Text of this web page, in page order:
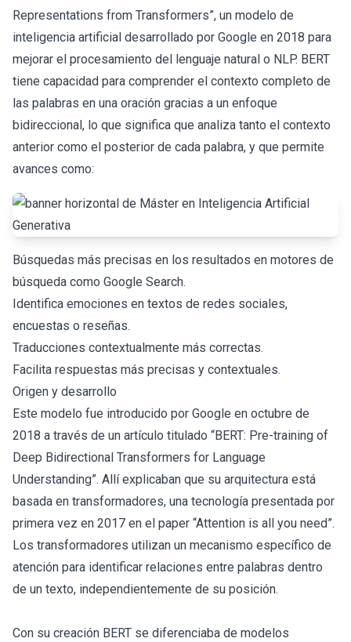
Representations from Transformers”, un modelo de
inteligencia artificial desarrollado por Google en 2018 para
mejorar el procesamiento del lenguaje natural o NLP. BERT
tiene capacidad para comprender el contexto completo de
las palabras en una oración gracias a un enfoque
bidireccional, lo que significa que analiza tanto el contexto
anterior como el posterior de cada palabra, y que permite
avances como:
Búsquedas más precisas en los resultados en motores de
búsqueda como Google Search.
Identifica emociones en textos de redes sociales,
encuestas o reseñas.
Traducciones contextualmente más correctas.
Facilita respuestas más precisas y contextuales.
Origen y desarrollo
Este modelo fue introducido por Google en octubre de
2018 a través de un artículo titulado “BERT: Pre-training of
Deep Bidirectional Transformers for Language
Understanding”. Allí explicaban que su arquitectura está
basada en transformadores, una tecnología presentada por
primera vez en 2017 en el paper “Attention is all you need”.
Los transformadores utilizan un mecanismo específico de
atención para identificar relaciones entre palabras dentro
de un texto, independientemente de su posición.
Con su creación BERT se diferenciaba de modelos